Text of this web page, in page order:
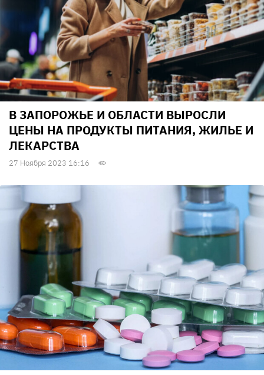
В ЗАПОРОЖЬЕ И ОБЛАСТИ ВЫРОСЛИ
ЦЕНЫ НА ПРОДУКТЫ ПИТАНИЯ, ЖИЛЬЕ И
ЛЕКАРСТВА
27 Ноября 2023 16:16